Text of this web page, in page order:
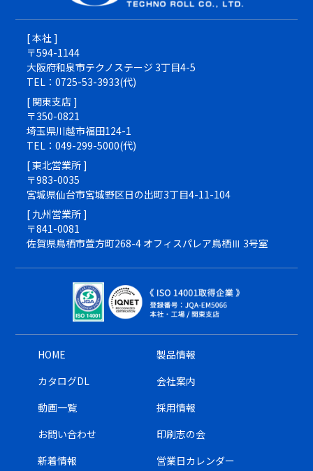
[ 本社 ]
〒594-1144
大阪府和泉市テクノステージ 3丁目4-5
TEL：0725-53-3933(代)
[ 関東支店 ]
〒350-0821
埼玉県川越市福田124-1
TEL：049-299-5000(代)
[ 東北営業所 ]
〒983-0035
宮城県仙台市宮城野区日の出町3丁目4-11-104
[ 九州営業所 ]
〒841-0081
佐賀県鳥栖市萱方町268-4 オフィスパレア鳥栖Ⅲ 3号室
HOME
製品情報
カタログDL
会社案内
動画一覧
採用情報
お問い合わせ
印刷志の会
新着情報
営業日カレンダー